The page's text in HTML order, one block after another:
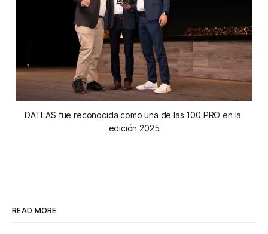
DATLAS fue reconocida como una de las 100 PRO en la
edición 2025
READ MORE